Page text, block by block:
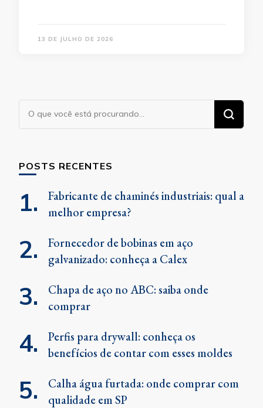
13 DE JULHO DE 2026
POSTS RECENTES
Fabricante de chaminés industriais: qual a
melhor empresa?
Fornecedor de bobinas em aço
galvanizado: conheça a Calex
Chapa de aço no ABC: saiba onde
comprar
Perfis para drywall: conheça os
benefícios de contar com esses moldes
Calha água furtada: onde comprar com
qualidade em SP